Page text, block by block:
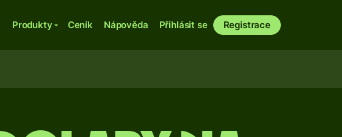
Produkty Ceník Nápověda Přihlásit se Registrace